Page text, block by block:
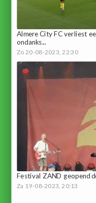
Almere City FC verliest
ondanks...
Zo 20-08-2023, 22:30
Festival ZAND geopend
Za 19-08-2023, 20:13